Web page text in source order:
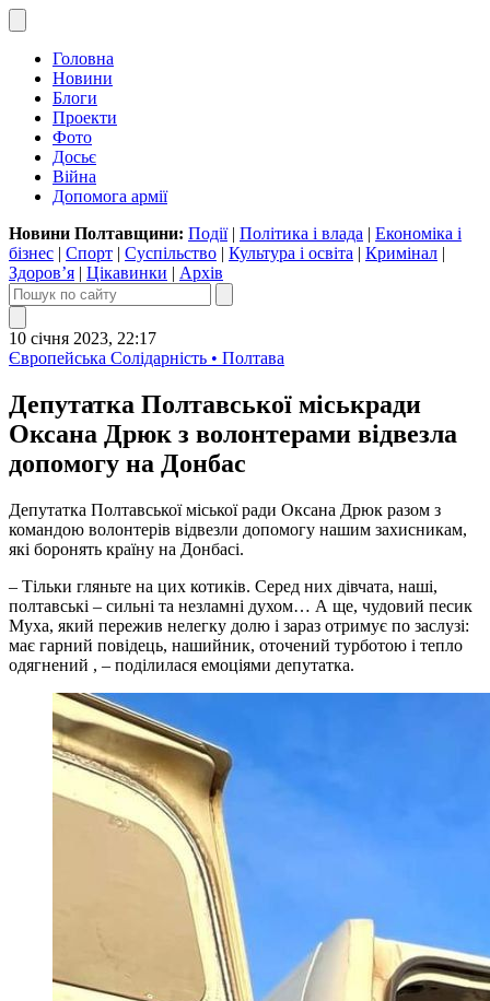
Головна
Новини
Блоги
Проекти
Фото
Досьє
Війна
Допомога армії
Новини Полтавщини: Події| Політика і влада | Економіка і
бізнес | Спорт | Суспільство | Культура і освіта | Кримінал |
Здоров’я | Цікавинки | Архів
10 січня 2023, 22:17
Європейська Солідарність • Полтава
Депутатка Полтавської міськради
Оксана Дрюк з волонтерами відвезла
допомогу на Донбас
Депутатка Полтавської міської ради Оксана Дрюк разом з
командою волонтерів відвезли допомогу нашим захисникам,
які боронять країну на Донбасі.
– Тільки гляньте на цих котиків. Серед них дівчата, наші,
полтавські – сильні та незламні духом… А ще, чудовий песик
Муха, який пережив нелегку долю і зараз отримує по заслузі:
має гарний повідець, нашийник, оточений турботою і тепло
одягнений , – поділилася емоціями депутатка.